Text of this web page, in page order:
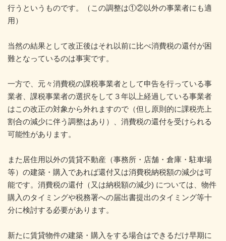
行うというものです。（この調整は①②以外の事業者にも適
用）
当然の結果として改正後はそれ以前に比べ消費税の還付が困
難となっているのは事実です。
一方で、元々消費税の課税事業者として申告を行っている事
業者、課税事業者の選択をして３年以上経過している事業者
はこの改正の対象から外れますので（但し原則的に課税売上
割合の減少に伴う調整はあり）、消費税の還付を受けられる
可能性があります。
また居住用以外の賃貸不動産（事務所・店舗・倉庫・駐車場
等）の建築・購入であれば還付又は消費税納税額の減少は可
能です。消費税の還付（又は納税額の減少) については、物件
購入のタイミングや税務署への届出書提出のタイミング等十
分に検討する必要があります。
新たに賃貸物件の建築・購入をする場合はできるだけ早期に